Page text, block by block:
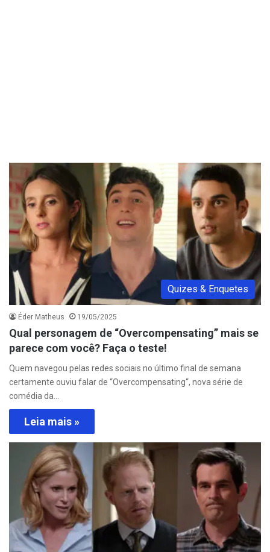
Quizes & Enquetes
Éder Matheus 19/05/2025
Qual personagem de “Overcompensating” mais se
parece com você? Faça o teste!
Quem navegou pelas redes sociais no último final de semana
certamente ouviu falar de “Overcompensating“, nova série de
comédia da…
Leia mais »